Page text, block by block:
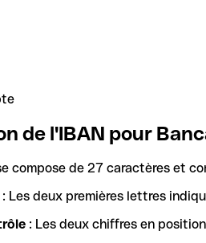
de l'IBAN pour
compose de 27 caractères et
: Les deux premières lettres
: Les deux chiffres en